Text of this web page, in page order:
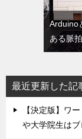
Arduino
ある脈
最近更新した記
【決定版】ワ
や大学院生はブ